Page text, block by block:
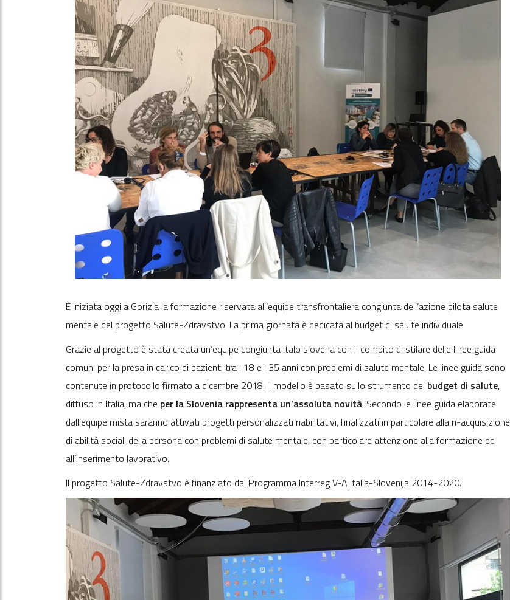
È iniziata oggi a Gorizia la formazione riservata all’equipe transfrontaliera congiunta dell’azione pilota salute
mentale del progetto Salute-Zdravstvo. La prima giornata è dedicata al budget di salute individuale
Grazie al progetto è stata creata un’equipe congiunta italo slovena con il compito di stilare delle linee guida
comuni per la presa in carico di pazienti tra i 18 e i 35 anni con problemi di salute mentale. Le linee guida sono
contenute in protocollo firmato a dicembre 2018. Il modello è basato sullo strumento del budget di salute,
diffuso in Italia, ma che per la Slovenia rappresenta un’assoluta novità. Secondo le linee guida elaborate
dall’equipe mista saranno attivati progetti personalizzati riabilitativi, finalizzati in particolare alla ri-acquisizione
di abilità sociali della persona con problemi di salute mentale, con particolare attenzione alla formazione ed
all’inserimento lavorativo.
Il progetto Salute-Zdravstvo è finanziato dal Programma Interreg V-A Italia-Slovenija 2014-2020.